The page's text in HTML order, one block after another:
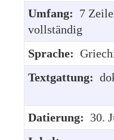
Umfang: 7
vollständig
Sprache:
Textgattung:
Datierung: 30.